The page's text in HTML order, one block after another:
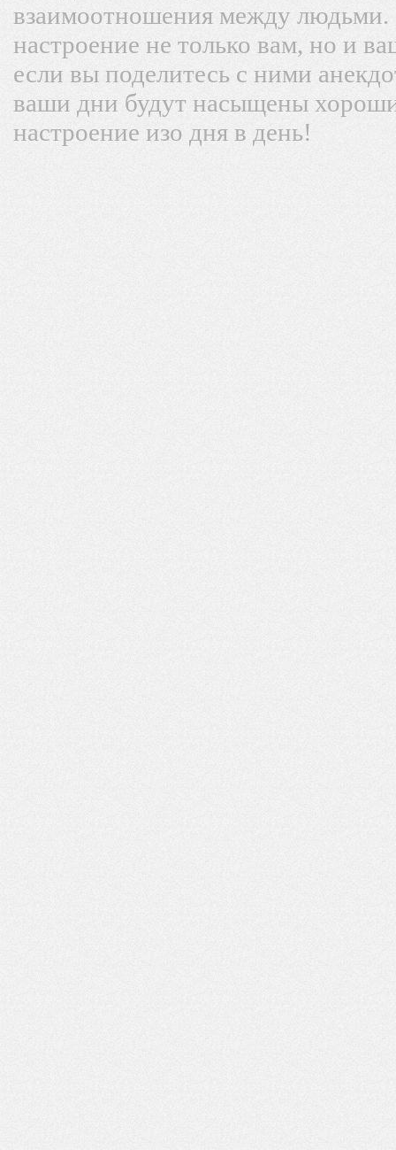
взаимоотношения между
настроение не только вам, но и
если вы поделитесь с ними
ваши дни будут насыщены
настроение изо дня в день!